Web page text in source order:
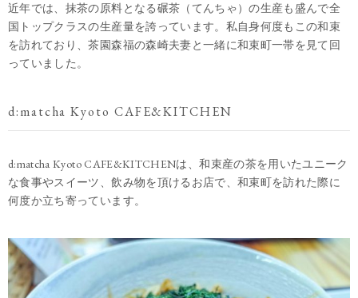
近年では、抹茶の原料となる碾茶（てんちゃ）の生産も盛んで全
国トップクラスの生産量を誇っています。私自身何度もこの和束
を訪れており、茶園森福の森崎夫妻と一緒に和束町一帯を見て回
っていました。
d:matcha Kyoto CAFE&KITCHEN
d:matcha Kyoto CAFE&KITCHENは、和束産の茶を用いたユニーク
な食事やスイーツ、飲み物を頂けるお店で、和束町を訪れた際に
何度か立ち寄っています。